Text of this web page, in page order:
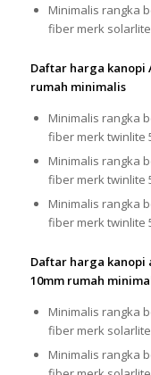
Minimalis rangka
fiber merk solarlite
Daftar harga kanopi
rumah minimalis
Minimalis rangka
fiber merk twinlite
Minimalis rangka
fiber merk twinlite
Minimalis rangka
fiber merk twinlite
Daftar harga kanopi
10mm rumah
Minimalis rangka
fiber merk solarlite
Minimalis rangka